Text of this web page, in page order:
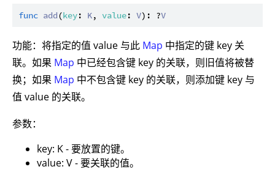
func add(key: K, value: V): ?V
功能：将指定的值 value 与此 Map 中指定的键 key 关
联。如果 Map 中已经包含键 key 的关联，则旧值将被替
换；如果 Map 中不包含键 key 的关联，则添加键 key 与
值 value 的关联。
参数：
key: K - 要放置的键。
value: V - 要关联的值。